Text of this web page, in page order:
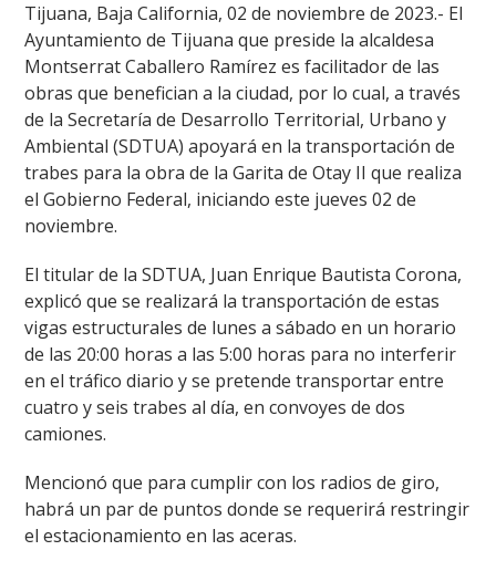
Tijuana, Baja California, 02 de noviembre de 2023.- El
Ayuntamiento de Tijuana que preside la alcaldesa
Montserrat Caballero Ramírez es facilitador de las
obras que benefician a la ciudad, por lo cual, a través
de la Secretaría de Desarrollo Territorial, Urbano y
Ambiental (SDTUA) apoyará en la transportación de
trabes para la obra de la Garita de Otay II que realiza
el Gobierno Federal, iniciando este jueves 02 de
noviembre.
El titular de la SDTUA, Juan Enrique Bautista Corona,
explicó que se realizará la transportación de estas
vigas estructurales de lunes a sábado en un horario
de las 20:00 horas a las 5:00 horas para no interferir
en el tráfico diario y se pretende transportar entre
cuatro y seis trabes al día, en convoyes de dos
camiones.
Mencionó que para cumplir con los radios de giro,
habrá un par de puntos donde se requerirá restringir
el estacionamiento en las aceras.